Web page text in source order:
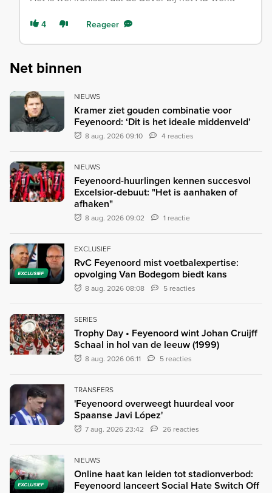
4 Reageer
Net binnen
NIEUWS
Kramer ziet gouden combinatie voor
Feyenoord: ‘Dit is het ideale middenveld’
8 aug. 2026 09:10 4 reacties
NIEUWS
Feyenoord-huurlingen kennen succesvol
Excelsior-debuut: "Het is aanhaken of
afhaken"
8 aug. 2026 09:02 1 reactie
EXCLUSIEF
EXCLUSIEF
RvC Feyenoord mist voetbalexpertise:
opvolging Van Bodegom biedt kans
8 aug. 2026 08:08 5 reacties
SERIES
Trophy Day • Feyenoord wint Johan Cruijff
Schaal in hol van de leeuw (1999)
8 aug. 2026 06:11 5 reacties
TRANSFERS
'Feyenoord overweegt huurdeal voor
Spaanse Javi López'
7 aug. 2026 23:42 26 reacties
EXCLUSIEF
NIEUWS
Online haat kan leiden tot stadionverbod:
Feyenoord lanceert Social Hate Switch Off